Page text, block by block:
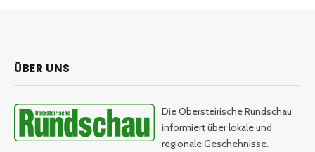
ÜBER UNS
Die Obersteirische Rundschau
informiert über lokale und
regionale Geschehnisse.